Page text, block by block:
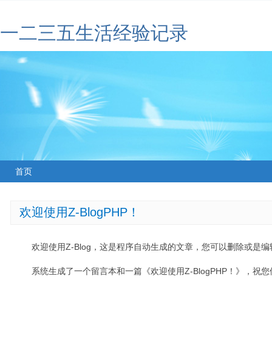
一二三五生活经验记录
首页
欢迎使用Z-BlogPHP！
欢迎使用Z-Blog，这是程序自动生成的文章，您可以删除或是编
系统生成了一个留言本和一篇《欢迎使用Z-BlogPHP！》，祝